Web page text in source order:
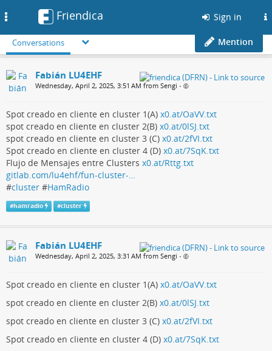
Friendica Sign in
Conversations Mention
Fabián LU4EHF
Wednesday, April 2, 2025, 3:51 AM from Sengi •
Spot creado en cliente en cluster 1(A) x0.at/OaVV.txt
spot creado en cliente en cluster 2(B) x0.at/0lSJ.txt
spot creado en cliente en cluster 3 (C) x0.at/2fVI.txt
Spot creado en cliente en cluster 4 (D) x0.at/7SqK.txt
Flujo de Mensajes entre Clusters x0.at/Rttg.txt
gitlab.com/lu4ehf/fun-cluster-…
#cluster #HamRadio
#hamradio #cluster
Fabián LU4EHF
Wednesday, April 2, 2025, 3:31 AM from Sengi •
Spot creado en cliente en cluster 1(A) x0.at/OaVV.txt
spot creado en cliente en cluster 2(B) x0.at/0lSJ.txt
spot creado en cliente en cluster 3 (C) x0.at/2fVI.txt
Spot creado en cliente en cluster 4 (D) x0.at/7SqK.txt